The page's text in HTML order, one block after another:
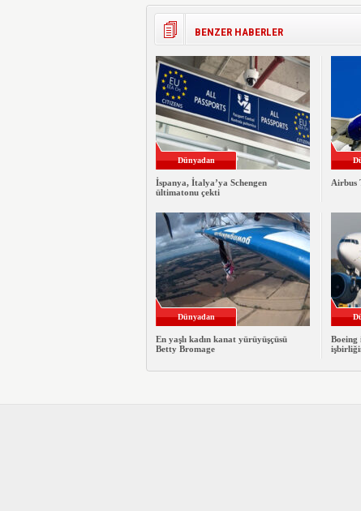
BENZER HABERLER
Dünyadan
İspanya, İtalya’ya Schengen
ültimatonu çekti
Airbus
Dünyadan
En yaşlı kadın kanat yürüyüşçüsü
Betty Bromage
Boeing